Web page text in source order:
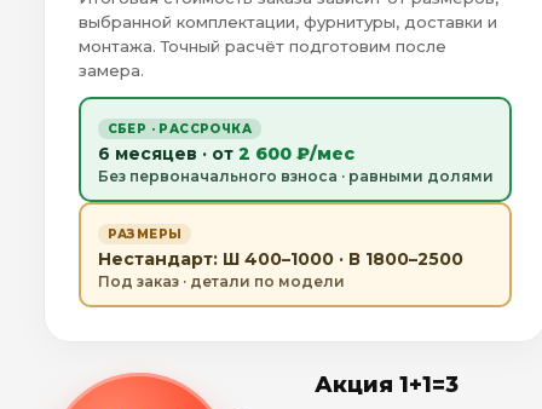
выбранной комплектации, фурнитуры, доставки и
монтажа. Точный расчёт подготовим после
замера.
СБЕР · РАССРОЧКА
6 месяцев · от 2 600 ₽/мес
Без первоначального взноса · равными долями
РАЗМЕРЫ
Нестандарт: Ш 400–1000 · В 1800–2500
Под заказ · детали по модели
Акция 1+1=3